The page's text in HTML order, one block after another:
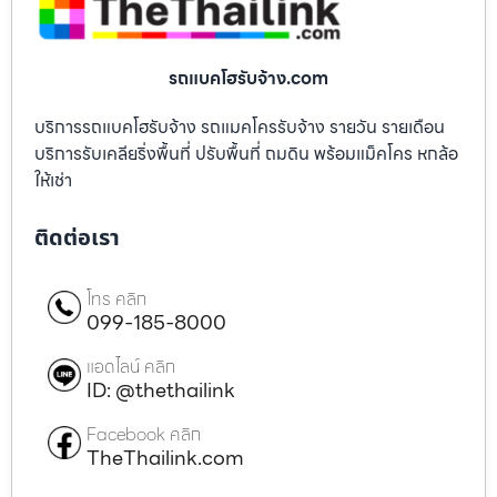
รถแบคโฮรับจ้าง.com
บริการรถแบคโฮรับจ้าง รถแมคโครรับจ้าง รายวัน รายเดือน
บริการรับเคลียริ่งพื้นที่ ปรับพื้นที่ ถมดิน พร้อมแม็คโคร หกล้อ
ให้เช่า
ติดต่อเรา
โทร คลิก
099-185-8000
แอดไลน์ คลิก
ID: @thethailink
Facebook คลิก
TheThailink.com